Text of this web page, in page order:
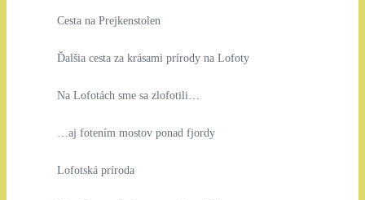
Cesta na Prejkenstolen
Ďalšia cesta za krásami prírody na Lofoty
Na Lofotách sme sa zlofotili…
…aj fotením mostov ponad fjordy
Lofotská príroda